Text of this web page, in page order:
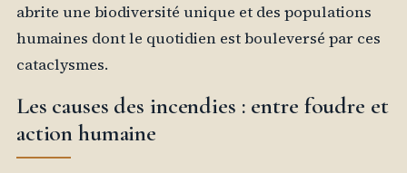
abrite une biodiversité unique et des populations
humaines dont le quotidien est bouleversé par ces
cataclysmes.
Les causes des incendies : entre foudre et
action humaine